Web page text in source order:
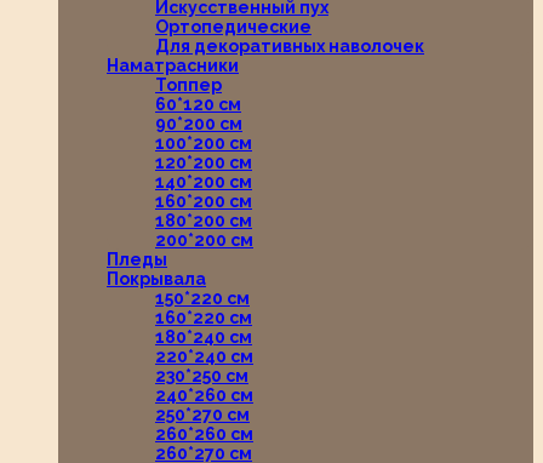
Искусственный пух
Ортопедические
Для декоративных наволочек
Наматрасники
Топпер
60*120 см
90*200 см
100*200 см
120*200 см
140*200 см
160*200 см
180*200 см
200*200 см
Пледы
Покрывала
150*220 см
160*220 см
180*240 см
220*240 см
230*250 см
240*260 см
250*270 см
260*260 см
260*270 см